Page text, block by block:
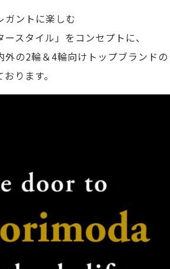
ガントに楽しむ
ースタイル」をコンセプトに、
外の2輪＆4輪向けトップブランドの
ります。